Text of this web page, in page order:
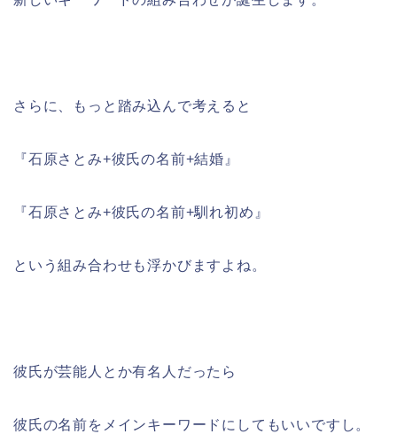
さらに、もっと踏み込んで考えると
『石原さとみ+彼氏の名前+結婚』
『石原さとみ+彼氏の名前+馴れ初め』
という組み合わせも浮かびますよね。
彼氏が芸能人とか有名人だったら
彼氏の名前をメインキーワードにしてもいいですし。